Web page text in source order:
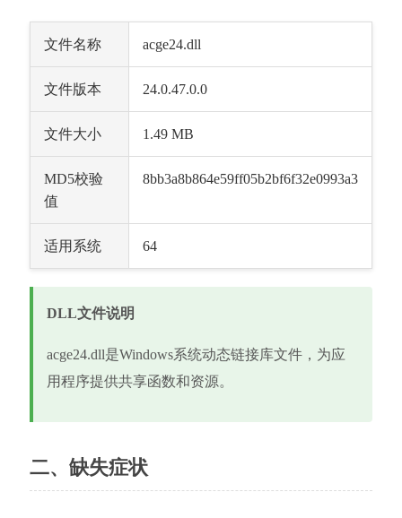
文件名称 acge24.dll
文件版本 24.0.47.0.0
文件大小 1.49 MB
MD5校验
值
8bb3a8b864e59ff05b2bf6f32e0993a3
适用系统 64
DLL文件说明
acge24.dll是Windows系统动态链接库文件，为应
用程序提供共享函数和资源。
二、缺失症状